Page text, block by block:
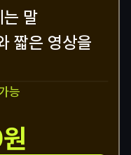
말
짧은 영상을
능